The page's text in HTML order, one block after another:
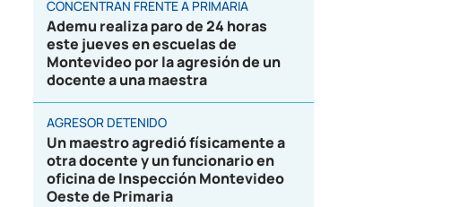
CONCENTRAN FRENTE A PRIMARIA
Ademu realiza paro de 24 horas
este jueves en escuelas de
Montevideo por la agresión de un
docente a una maestra
AGRESOR DETENIDO
Un maestro agredió físicamente a
otra docente y un funcionario en
oficina de Inspección Montevideo
Oeste de Primaria